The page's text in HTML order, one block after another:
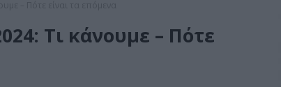
Τι κάνουμε – Πότε